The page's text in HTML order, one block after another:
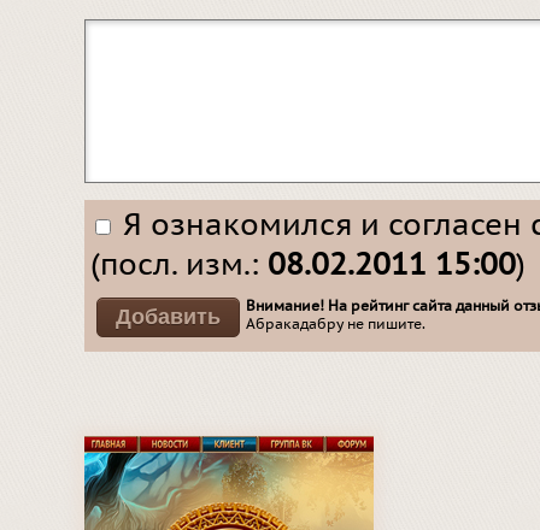
Я ознакомился и согласен
(посл. изм.: 08.02.2011 15:00)
Внимание! На рейтинг сайта данный
Абракадабру не пишите.